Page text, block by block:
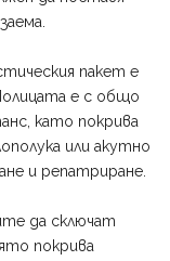
пакет е
е с общо
като покрива
или акутно
и репатриране.
да сключат
покрива